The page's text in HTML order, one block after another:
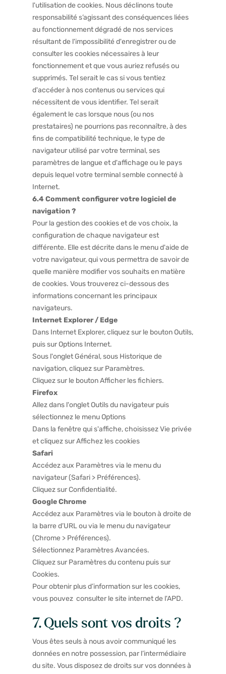
l'utilisation de cookies. Nous déclinons toute
responsabilité s’agissant des conséquences liées
au fonctionnement dégradé de nos services
résultant de l'impossibilité d'enregistrer ou de
consulter les cookies nécessaires à leur
fonctionnement et que vous auriez refusés ou
supprimés. Tel serait le cas si vous tentiez
d'accéder à nos contenus ou services qui
nécessitent de vous identifier. Tel serait
également le cas lorsque nous (ou nos
prestataires) ne pourrions pas reconnaître, à des
fins de compatibilité technique, le type de
navigateur utilisé par votre terminal, ses
paramètres de langue et d'affichage ou le pays
depuis lequel votre terminal semble connecté à
Internet.
6.4 Comment configurer votre logiciel de
navigation ?
Pour la gestion des cookies et de vos choix, la
configuration de chaque navigateur est
différente. Elle est décrite dans le menu d'aide de
votre navigateur, qui vous permettra de savoir de
quelle manière modifier vos souhaits en matière
de cookies. Vous trouverez ci-dessous des
informations concernant les principaux
navigateurs.
Internet Explorer / Edge
Dans Internet Explorer, cliquez sur le bouton Outils,
puis sur Options Internet.
Sous l'onglet Général, sous Historique de
navigation, cliquez sur Paramètres.
Cliquez sur le bouton Afficher les fichiers.
Firefox
Allez dans l'onglet Outils du navigateur puis
sélectionnez le menu Options
Dans la fenêtre qui s'affiche, choisissez Vie privée
et cliquez sur Affichez les cookies
Safari
Accédez aux Paramètres via le menu du
navigateur (Safari > Préférences).
Cliquez sur Confidentialité.
Google Chrome
Accédez aux Paramètres via le bouton à droite de
la barre d’URL ou via le menu du navigateur
(Chrome > Préférences).
Sélectionnez Paramètres Avancées.
Cliquez sur Paramètres du contenu puis sur
Cookies.
Pour obtenir plus d’information sur les cookies,
vous pouvez consulter le site internet de l'APD.
7. Quels sont vos droits ?
Vous êtes seuls à nous avoir communiqué les
données en notre possession, par l’intermédiaire
du site. Vous disposez de droits sur vos données à